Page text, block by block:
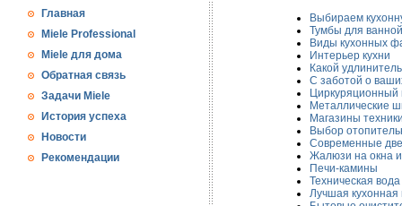
Главная
Miele Professional
Miele для дома
Обратная связь
Задачи Miele
История успеха
Новости
Рекомендации
Выбираем
Тумбы для ванной
Виды кухонных
Интерьер кухни
Какой
С заботой о
Циркуряционный
Металлические
Магазины
Выбор
Современные
Жалюзи на окна
Печи-камины
Техническая вода
Лучшая кухонная